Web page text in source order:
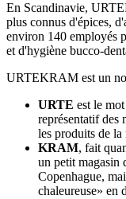
En Scandinavie,
plus connus d'épices,
environ 140 employés
et d'hygiène bucco-
URTEKRAM est un
URTE est le
représentatif des
les produits de la
KRAM, fait
un petit magasin
Copenhague,
chaleureuse» en